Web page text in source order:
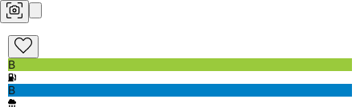
B
B